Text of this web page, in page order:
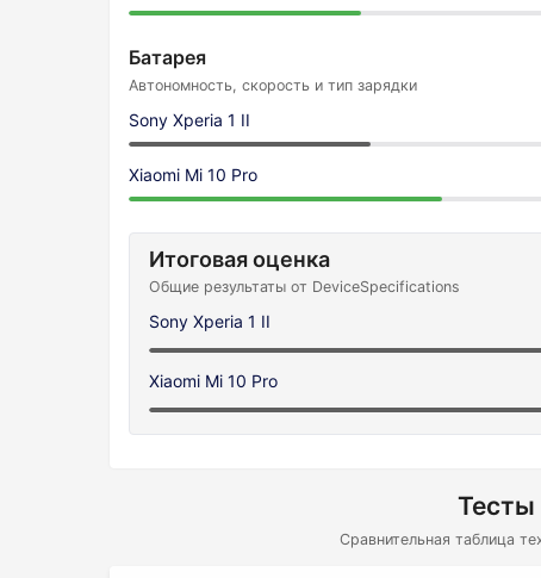
Батарея
Автономность, скорость и тип зарядки
Sony Xperia 1 II
Xiaomi Mi 10 Pro
Итоговая оценка
Общие результаты от DeviceSpecifications
Sony Xperia 1 II
Xiaomi Mi 10 Pro
Тесты
Сравнительная таблица